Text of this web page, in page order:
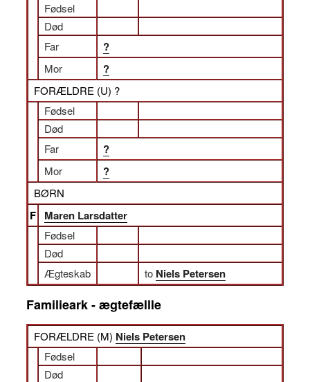
Fødsel
Død
Far
?
Mor ?
FORÆLDRE (U) ?
Fødsel
Død
Far
?
Mor ?
BØRN
F Maren Larsdatter
Fødsel
Død
Ægteskab
to Niels Petersen
Familieark - ægtefællle
FORÆLDRE (M) Niels Petersen
Fødsel
Død